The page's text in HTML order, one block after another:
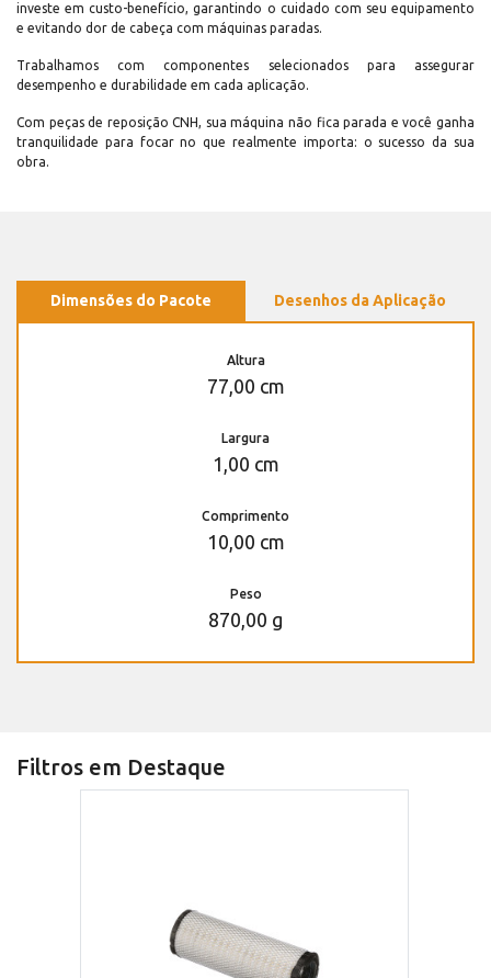
investe em custo-benefício, garantindo o cuidado com seu equipamento
e evitando dor de cabeça com máquinas paradas.
Trabalhamos com componentes selecionados para assegurar
desempenho e durabilidade em cada aplicação.
Com peças de reposição CNH, sua máquina não fica parada e você ganha
tranquilidade para focar no que realmente importa: o sucesso da sua
obra.
Dimensões do Pacote Desenhos da Aplicação
Altura
77,00 cm
Largura
1,00 cm
Comprimento
10,00 cm
Peso
870,00 g
Filtros em Destaque